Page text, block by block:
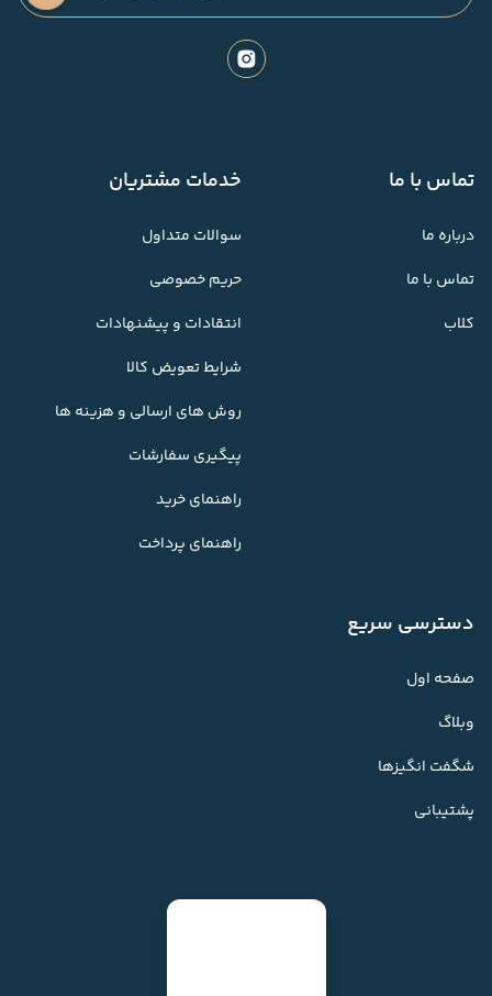
تماس با ما
درباره ما
تماس با ما
کلاب
خدمات مشتریان
سوالات متداول
حریم خصوصی
انتقادات و پیشنهادات
شرایط تعویض کالا
روش های ارسالی و هزینه ها
پیگیری سفارشات
راهنمای خرید
راهنمای پرداخت
دسترسی سریع
صفحه اول
وبلاگ
شگفت انگیزها
پشتیبانی